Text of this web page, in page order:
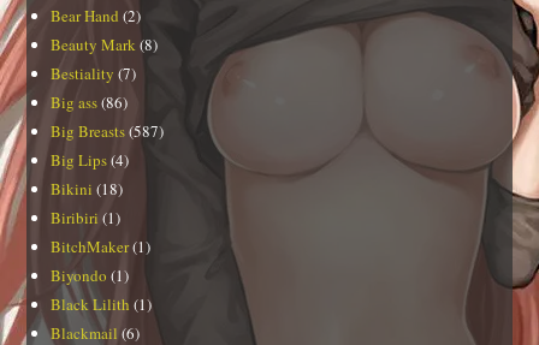
Bear Hand (2)
Beauty Mark(8)
Bestiality (7)
Big ass(86)
Big Breasts(587)
Big Lips(4)
Bikini (18)
Biribiri (1)
BitchMaker(1)
Biyondo (1)
Black Lilith (1)
Blackmail (6)